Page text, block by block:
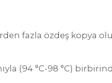
fazla özdeş kopya
(94 °C-98 °C)